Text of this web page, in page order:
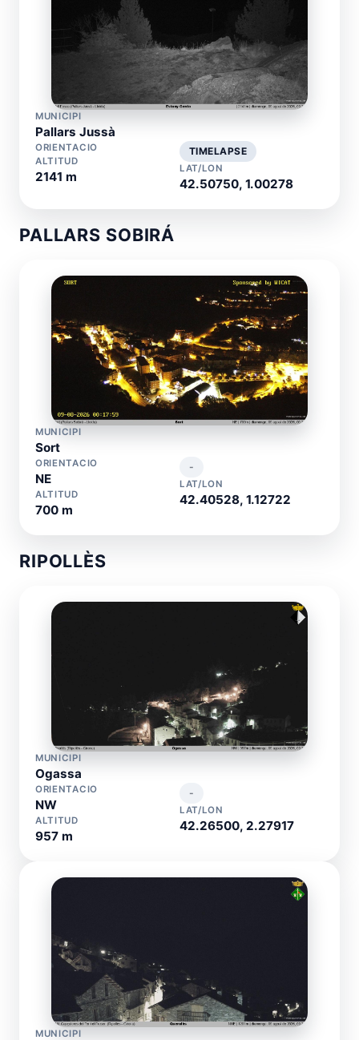
MUNICIPI
Pallars Jussà
ORIENTACIO
ALTITUD
2141 m
TIMELAPSE
LAT/LON
42.50750, 1.00278
PALLARS SOBIRÁ
MUNICIPI
Sort
ORIENTACIO
NE
ALTITUD
700 m
-
LAT/LON
42.40528, 1.12722
RIPOLLÈS
MUNICIPI
Ogassa
ORIENTACIO
NW
ALTITUD
957 m
-
LAT/LON
42.26500, 2.27917
MUNICIPI